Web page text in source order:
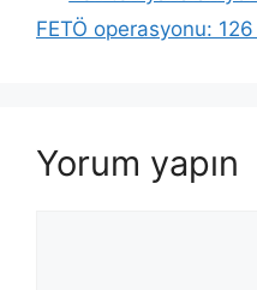
FETÖ operasyonu:
Yorum yapın